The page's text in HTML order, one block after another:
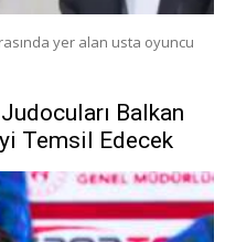
yer alan usta oyuncu
Balkan
Temsil Edecek